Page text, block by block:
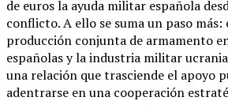
de euros la ayuda militar española
conflicto. A ello se suma un paso
producción conjunta de armamento
españolas y la industria militar
una relación que trasciende el apoyo
adentrarse en una cooperación